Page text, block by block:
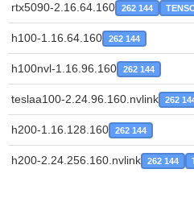
rtx5090-2.16.64.160 262 144
h100-1.16.64.160 262 144
h100nvl-1.16.96.160 262 144
teslaa100-2.24.96.160.nvlink 262
h200-1.16.128.160 262 144
h200-2.24.256.160.nvlink 262 144